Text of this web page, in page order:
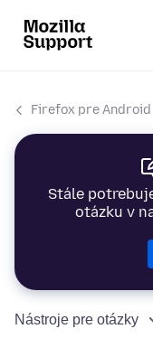
Firefox pre Android
Stále
otázku v
Nástroje pre otázky